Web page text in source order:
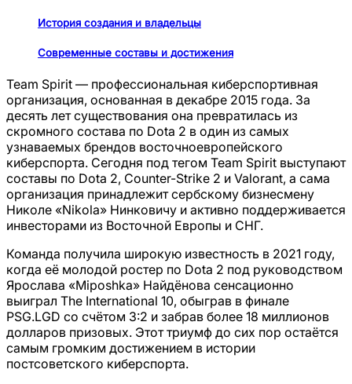
История создания и владельцы
Современные составы и достижения
Team Spirit — профессиональная киберспортивная
организация, основанная в декабре 2015 года. За
десять лет существования она превратилась из
скромного состава по Dota 2 в один из самых
узнаваемых брендов восточноевропейского
киберспорта. Сегодня под тегом Team Spirit выступают
составы по Dota 2, Counter-Strike 2 и Valorant, а сама
организация принадлежит сербскому бизнесмену
Николе «Nikola» Нинковичу и активно поддерживается
инвесторами из Восточной Европы и СНГ.
Команда получила широкую известность в 2021 году,
когда её молодой ростер по Dota 2 под руководством
Ярослава «Miposhka» Найдёнова сенсационно
выиграл The International 10, обыграв в финале
PSG.LGD со счётом 3:2 и забрав более 18 миллионов
долларов призовых. Этот триумф до сих пор остаётся
самым громким достижением в истории
постсоветского киберспорта.